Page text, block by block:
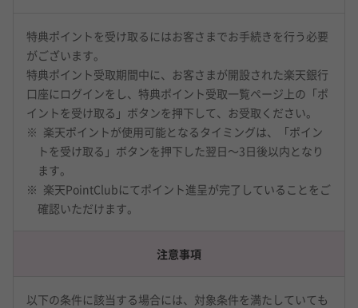
特典ポイントを受け取るにはお客さまでお手続きを行う必要
がございます。
特典ポイント受取期間中に、お客さまが開設された楽天銀行
口座にログインをし、特典ポイント受取一覧ページ上の「ポ
イントを受け取る」ボタンを押下して、お受取ください。
楽天ポイントが使用可能となるタイミングは、「ポイン
トを受け取る」ボタンを押下した翌日～3日後以内となり
ます。
楽天PointClubにてポイント進呈が完了していることをご
確認いただけます。
注意事項
以下の条件に該当する場合には、対象条件を満たしていても